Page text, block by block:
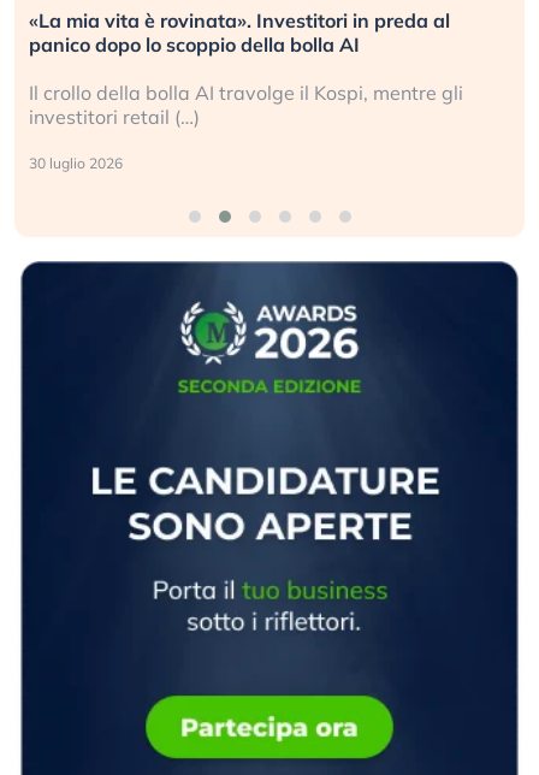
«La mia vita è rovinata». Investitori in preda al
panico dopo lo scoppio della bolla AI
Il crollo della bolla AI travolge il Kospi, mentre gli
investitori retail (…)
30 luglio 2026